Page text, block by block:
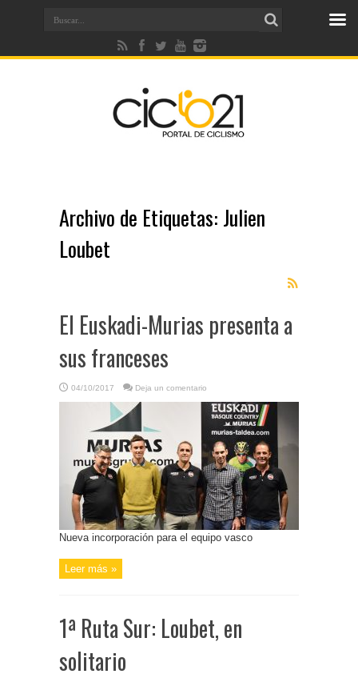
Archivo de Etiquetas: Julien
Loubet
El Euskadi-Murias presenta a
sus franceses
04/10/2017 Deja un comentario
Nueva incorporación para el equipo vasco
Leer más »
1ª Ruta Sur: Loubet, en
solitario